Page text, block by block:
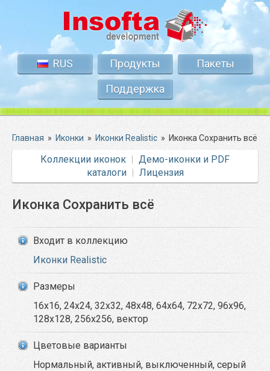
RUS Продукты
Пакеты
Поддержка
Главная » Иконки » Иконки Realistic » Иконка Сохранить всё
Коллекции иконок
Демо-иконки и PDF
каталоги
Лицензия
Иконка Сохранить всё
Входит в коллекцию
Иконки Realistic
Размеры
16x16, 24x24, 32x32, 48x48, 64x64, 72x72, 96x96,
128x128, 256x256, вектор
Цветовые варианты
Нормальный, активный, выключенный, серый